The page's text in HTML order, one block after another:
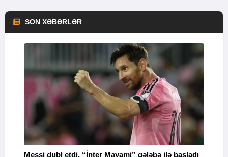
SON XƏBƏRLƏR
Messi dubl etdi, “İnter Mayami” qələbə ilə başladı